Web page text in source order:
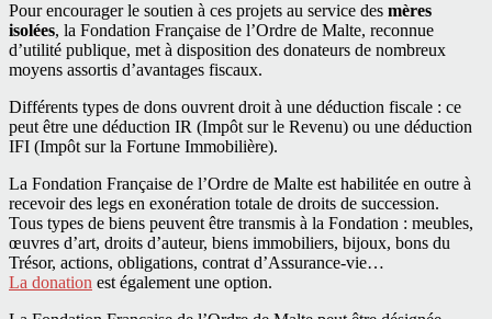
Pour encourager le soutien à ces projets au service des mères
isolées, la Fondation Française de l’Ordre de Malte, reconnue
d’utilité publique, met à disposition des donateurs de nombreux
moyens assortis d’avantages fiscaux.
Différents types de dons ouvrent droit à une déduction fiscale : ce
peut être une déduction IR (Impôt sur le Revenu) ou une déduction
IFI (Impôt sur la Fortune Immobilière).
La Fondation Française de l’Ordre de Malte est habilitée en outre à
recevoir des legs en exonération totale de droits de succession.
Tous types de biens peuvent être transmis à la Fondation : meubles,
œuvres d’art, droits d’auteur, biens immobiliers, bijoux, bons du
Trésor, actions, obligations, contrat d’Assurance-vie…
La donation est également une option.